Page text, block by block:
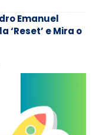
Emanuel
‘Reset’ e Mira o